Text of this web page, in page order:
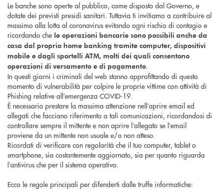
Le banche sono aperte al pubblico, come disposto dal Governo, e
dotate dei previsti presidi sanitari. Tuttavia ti invitiamo a contribuire al
massimo alla lotta al coronavirus evitando ogni rischio di contagio e
ricordando che le operazioni bancarie sono possibili anche da
casa dal proprio home banking tramite computer, dispositivi
mobile e dagli sportelli ATM, molti dei quali consentono
operazioni di versamento e di pagamento.
In questi giorni i criminali del web stanno approfittando di questo
momento di vulnerabilità per colpire le proprie vittime con attività di
Phishing relative all’emergenza COVID-19.
È necessario prestare la massima attenzione nell’aprire email ed
allegati che facciano riferimento a tali comunicazioni, ricordandosi di
controllare sempre il mittente e non aprire l’allegato se l’email
proviene da un mittente non usuale e/o non atteso.
Ricordati di verificare con regolarità che il tuo computer, tablet o
smartphone, sia costantemente aggiornato, sia per quanto riguarda
l’antivirus che per il sistema operativo.
Ecco le regole principali per difenderti dalle truffe informatiche: